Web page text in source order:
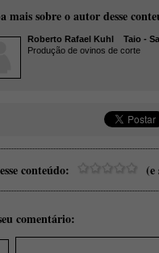
mais sobre o autor desse
Roberto Rafael Kuhl Taio -
Produção de ovinos de corte
conteúdo: (e
comentário: